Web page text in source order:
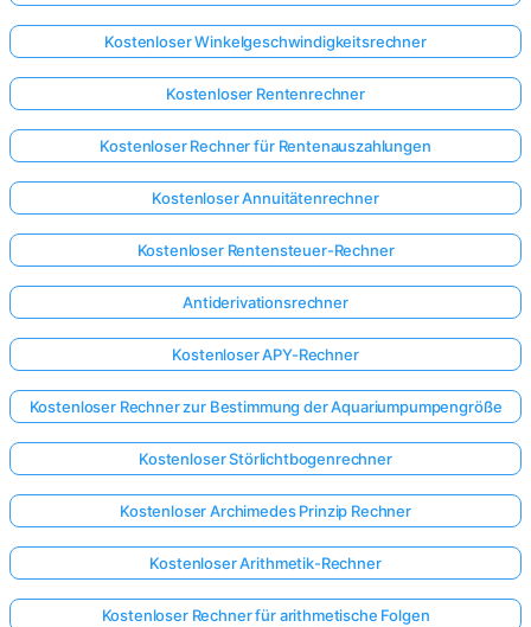
Noch
keine
Stellen
Sie
erste
Frage
Kostenloser Winkelgeschwindigkeitsrechner
Kostenloser Rentenrechner
Kostenloser Rechner für Rentenauszahlungen
Kostenloser Annuitätenrechner
Kostenloser Rentensteuer-Rechner
Antiderivationsrechner
Kostenloser APY-Rechner
Kostenloser Rechner zur Bestimmung der Aquariumpumpengröße
Kostenloser Störlichtbogenrechner
Kostenloser Archimedes Prinzip Rechner
Kostenloser Arithmetik-Rechner
Kostenloser Rechner für arithmetische Folgen